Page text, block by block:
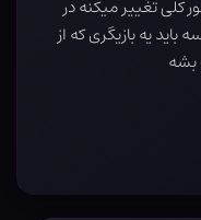
کلی تغییر میکنه در
باید یه بازیگری که از
بشه